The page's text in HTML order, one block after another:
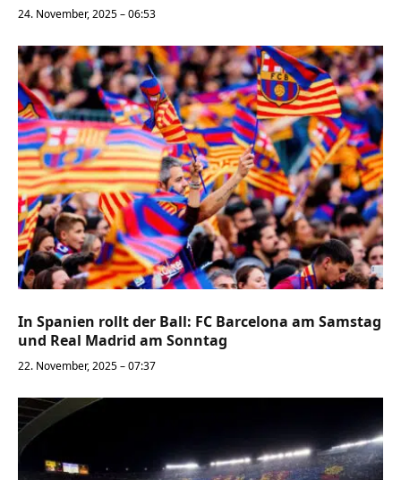
24. November, 2025 – 06:53
In Spanien rollt der Ball: FC Barcelona am Samstag
und Real Madrid am Sonntag
22. November, 2025 – 07:37